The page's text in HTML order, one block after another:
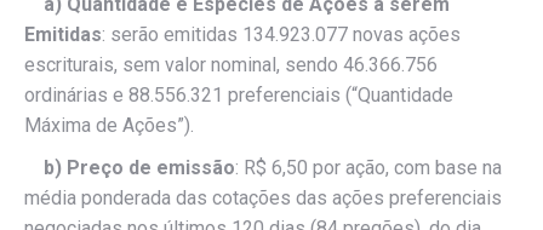
Emitidas: serão emitidas 134.923.077 novas ações
escriturais, sem valor nominal, sendo 46.366.756
ordinárias e 88.556.321 preferenciais (“Quantidade
Máxima de Ações”).
b) Preço de emissão: R$ 6,50 por ação, com base na
média ponderada das cotações das ações preferenciais